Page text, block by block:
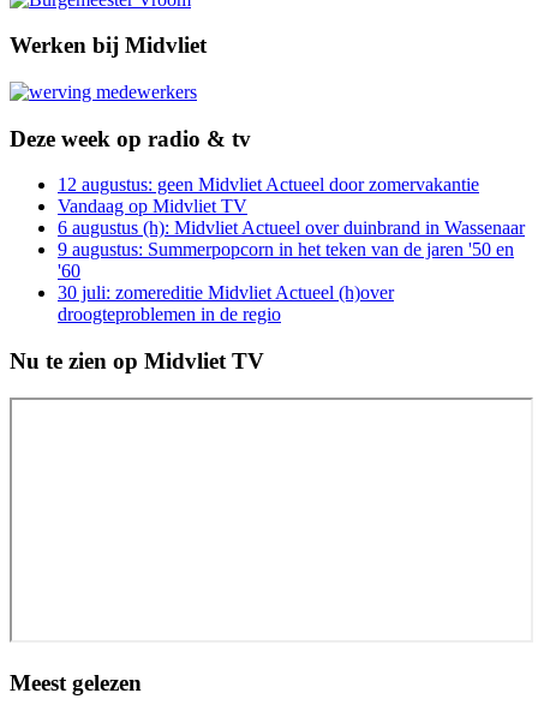
Werken bij Midvliet
Deze week op radio & tv
12 augustus: geen Midvliet Actueel door zomervakantie
Vandaag op Midvliet TV
6 augustus (h): Midvliet Actueel over duinbrand in Wassenaar
9 augustus: Summerpopcorn in het teken van de jaren '50 en
'60
30 juli: zomereditie Midvliet Actueel (h)over
droogteproblemen in de regio
Nu te zien op Midvliet TV
Meest gelezen